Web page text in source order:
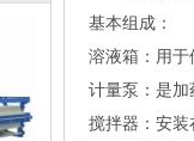
基本组
溶液箱：用
计量泵：是
搅拌器：安装